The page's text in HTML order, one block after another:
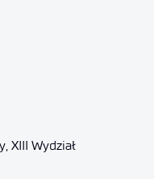
XIII Wydział